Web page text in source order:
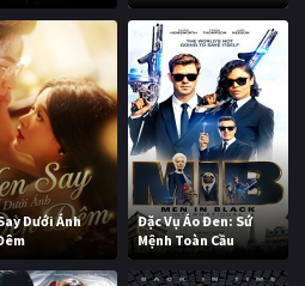
Dưới Ánh
Đặc Vụ Áo Đen: Sứ
Mệnh Toàn Cầu